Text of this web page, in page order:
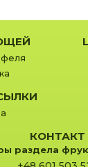
КОНТАКТ
раздела